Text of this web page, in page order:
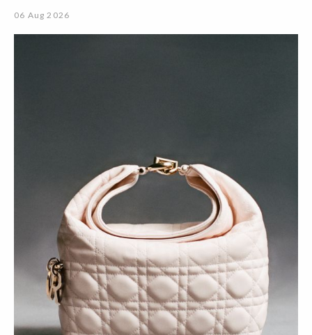
06 Aug 2026